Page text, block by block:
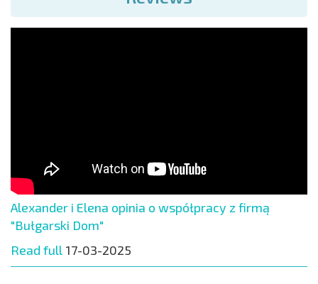
Alexander i Elena opinia o współpracy z firmą
"Bułgarski Dom"
Read full 17-03-2025